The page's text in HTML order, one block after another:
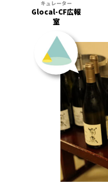
Glocal-CF広報
室